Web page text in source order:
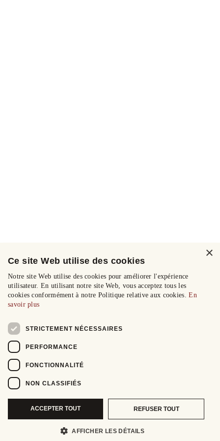
×
Ce site Web utilise des cookies
Notre site Web utilise des cookies pour améliorer l'expérience
utilisateur. En utilisant notre site Web, vous acceptez tous les
cookies conformément à notre Politique relative aux cookies.En
savoir plus
STRICTEMENT NÉCESSAIRES
PERFORMANCE
FONCTIONNALITÉ
NON CLASSIFIÉS
ACCEPTER TOUT REFUSER TOUT
AFFICHER LES DÉTAILS